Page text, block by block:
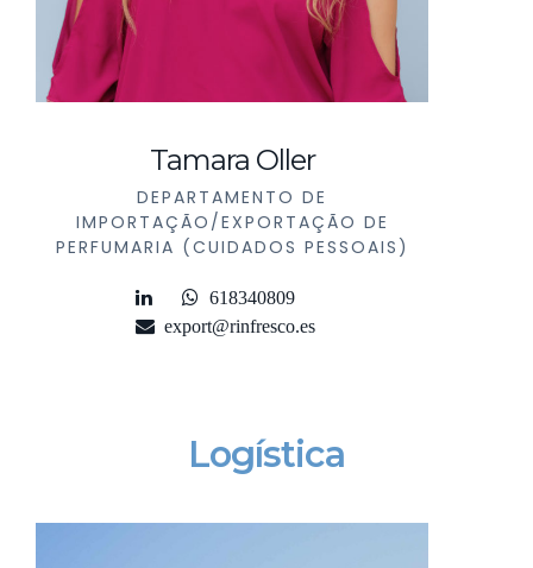
Tamara Oller
DEPARTAMENTO DE
IMPORTAÇÃO/EXPORTAÇÃO DE
PERFUMARIA (CUIDADOS PESSOAIS)
618340809
export@rinfresco.es
Logística